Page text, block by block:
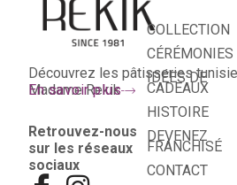
Découvrez les pâtisseries
Madame Rekik
En savoir plus
Retrouvez-nous
sur les réseaux
sociaux
COLLECTION
CÉRÉMONIES
IDÉES DE
CADEAUX
HISTOIRE
DEVENEZ
FRANCHISÉ
CONTACT